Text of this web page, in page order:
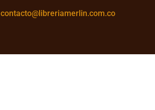
contacto@libreriamerlin.com.co